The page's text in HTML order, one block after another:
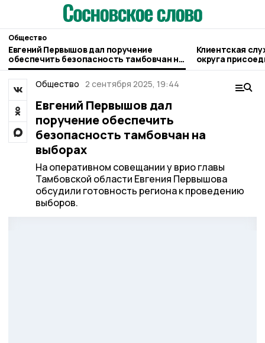
Общество
Евгений Первышов дал поручение
обеспечить безопасность тамбовчан на
выборах
Клиентская
округа
Общество 2 сентября 2025, 19:44
Евгений Первышов дал
поручение обеспечить
безопасность тамбовчан на
выборах
На оперативном совещании у врио главы
Тамбовской области Евгения Первышова
обсудили готовность региона к проведению
выборов.